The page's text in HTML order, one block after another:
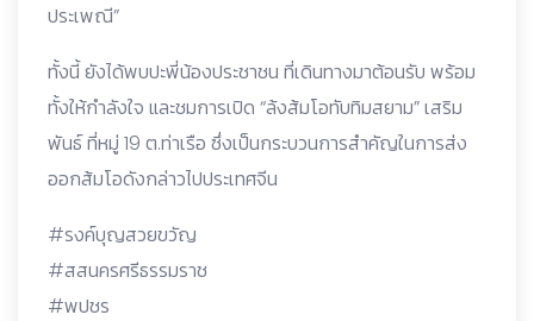
ประเพณี”
ทั้งนี้ ยังได้พบปะพี่น้องประชาชน ที่เดินทางมาต้อนรับ พร้อม
ทั้งให้กำลังใจ และชมการเปิด “ล้งส้มโอทับทิมสยาม” เสริม
พันธ์ ที่หมู่ 19 ต.ท่าเรือ ซึ่งเป็นกระบวนการสำคัญในการส่ง
ออกส้มโอดังกล่าวไปประเทศจีน
#รงค์บุญสวยขวัญ
#สสนครศรีธรรมราช
#พปชร